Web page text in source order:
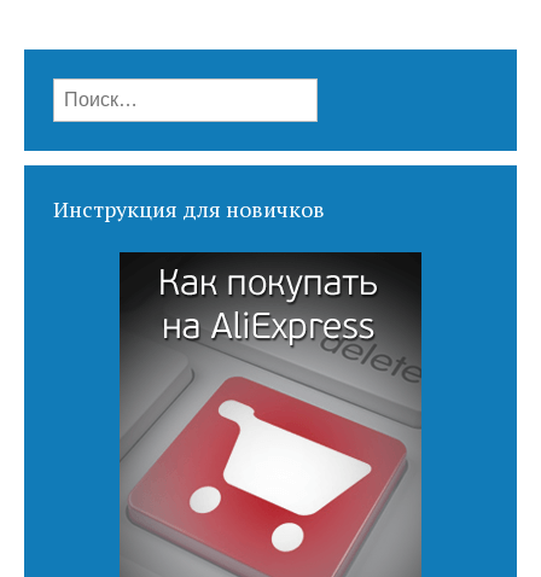
Найти:
Инструкция для новичков